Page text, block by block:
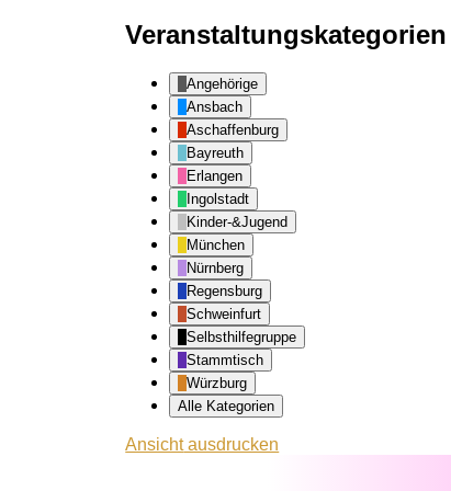
Veranstaltungskategorien
Angehörige
Ansbach
Aschaffenburg
Bayreuth
Erlangen
Ingolstadt
Kinder-&Jugend
München
Nürnberg
Regensburg
Schweinfurt
Selbsthilfegruppe
Stammtisch
Würzburg
Alle Kategorien
Ansichtausdrucken